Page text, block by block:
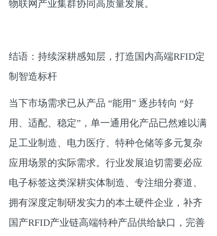
物联网产业集群协同高质量发展。
结语：持续深耕感知层，打造国内高端RFID定
制智造标杆
当下市场需求已从产品 “能用” 逐步转向 “好
用、适配、稳定”，单一通用化产品已然难以满
足工业制造、电力医疗、特种仓储等多元复杂
应用场景的实际需求。行业发展迫切需要必应
电子标签这类深耕实体制造、专注细分赛道、
拥有深度定制研发实力的本土硬件企业，补齐
国产RFID产业链高端特种产品供给缺口，完善